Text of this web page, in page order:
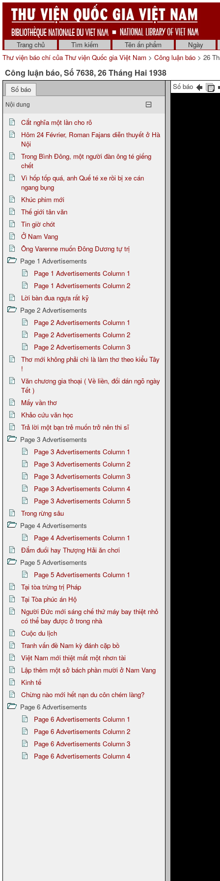
Trang chủ Tìm kiếm Tên ấn phẩm
Ngày
Thư viện báo chí của Thư viện Quốc gia Việt Nam > Công luận báo > 26
Công luận báo, Số 7638, 26 Tháng Hai 1938
Số báo
Nội dung
Cắt nghĩa một lần cho rõ
Hôm 24 Février, Roman Fajans diễn thuyết ở Hà
Nội
Trong Bình Đông, một người đàn ông té giếng
chết
Vì hốp tốp quá, anh Quế té xe rồi bị xe cán
ngang bụng
Khúc phim mới
Thế giới tân văn
Tin giờ chót
Ở Nam Vang
Ông Varenne muốn Đông Dương tự trị
Page 1 Advertisements
Page 1 Advertisements Column 1
Page 1 Advertisements Column 2
Lời bàn đua ngựa rất kỹ
Page 2 Advertisements
Page 2 Advertisements Column 1
Page 2 Advertisements Column 2
Page 2 Advertisements Column 3
Thơ mới không phải chì là làm thơ theo kiểu Tây
!
Văn chương gia thoại ( Về liền, đối dán ngõ ngày
Tết )
Mấy vần thơ
Khảo cứu văn học
Trả lời một bạn trẻ muốn trở nên thi sĩ
Page 3 Advertisements
Page 3 Advertisements Column 1
Page 3 Advertisements Column 2
Page 3 Advertisements Column 3
Page 3 Advertisements Column 4
Page 3 Advertisements Column 5
Trong rừng sâu
Page 4 Advertisements
Page 4 Advertisements Column 1
Đắm đuối hay Thượng Hải ăn chơi
Page 5 Advertisements
Page 5 Advertisements Column 1
Tại tòa trừng trị Pháp
Tại Tòa phúc án Hộ
Người Đức mới sáng chế thứ máy bay thiệt nhỏ
có thể bay được ở trong nhà
Cuộc du lịch
Tranh vấn đề Nam kỳ đánh cặp bồ
Việt Nam mới thiệt mất một nhơn tài
Lập thêm một sở bách phần mười ở Nam Vang
Kinh tế
Chừng nào mới hết nạn du côn chém làng?
Page 6 Advertisements
Page 6 Advertisements Column 1
Page 6 Advertisements Column 2
Page 6 Advertisements Column 3
Page 6 Advertisements Column 4
Số báo